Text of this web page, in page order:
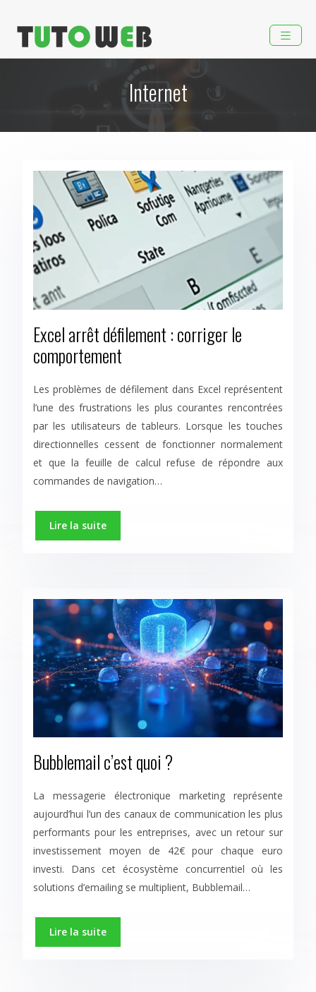
Internet
Excel arrêt défilement : corriger le
comportement
Les problèmes de défilement dans Excel représentent
l’une des frustrations les plus courantes rencontrées
par les utilisateurs de tableurs. Lorsque les touches
directionnelles cessent de fonctionner normalement
et que la feuille de calcul refuse de répondre aux
commandes de navigation…
Lire la suite
Bubblemail c’est quoi ?
La messagerie électronique marketing représente
aujourd’hui l’un des canaux de communication les plus
performants pour les entreprises, avec un retour sur
investissement moyen de 42€ pour chaque euro
investi. Dans cet écosystème concurrentiel où les
solutions d’emailing se multiplient, Bubblemail…
Lire la suite